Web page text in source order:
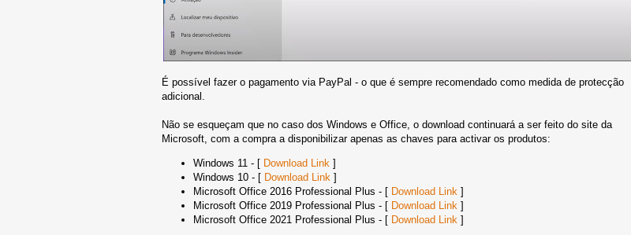
É possível fazer o pagamento via PayPal - o que é sempre recomendado como medida de protecção
adicional.
Não se esqueçam que no caso dos Windows e Office, o download continuará a ser feito do site da
Microsoft, com a compra a disponibilizar apenas as chaves para activar os produtos:
Windows 11 - [ Download Link ]
Windows 10 - [ Download Link ]
Microsoft Office 2016 Professional Plus - [ Download Link ]
Microsoft Office 2019 Professional Plus - [ Download Link ]
Microsoft Office 2021 Professional Plus - [ Download Link ]